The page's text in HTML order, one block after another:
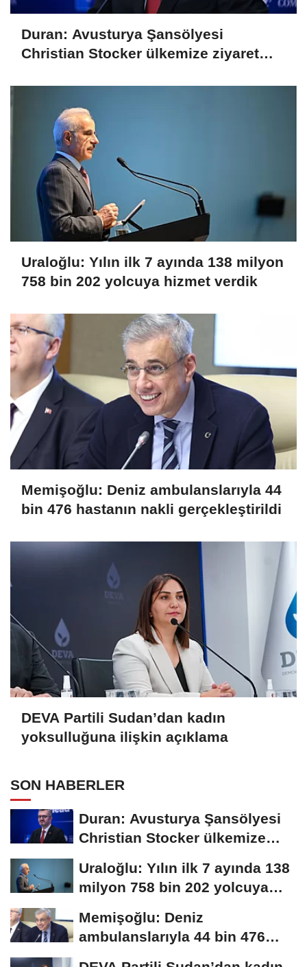
Duran: Avusturya Şansölyesi
Christian Stocker ülkemize ziyaret
Uraloğlu: Yılın ilk 7 ayında 138 milyon
758 bin 202 yolcuya hizmet verdik
Memişoğlu: Deniz ambulanslarıyla 44
bin 476 hastanın nakli gerçekleştirildi
DEVA Partili Sudan’dan kadın
yoksulluğuna ilişkin açıklama
SON HABERLER
Duran: Avusturya Şansölyesi
Christian Stocker ülkemize
Uraloğlu: Yılın ilk 7 ayında 138
milyon 758 bin 202 yolcuya
Memişoğlu: Deniz
ambulanslarıyla 44 bin 476